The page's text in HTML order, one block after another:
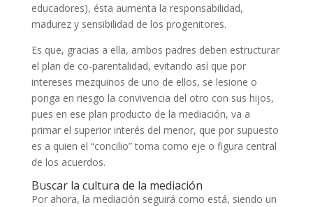
educadores), ésta aumenta la responsabilidad,
madurez y sensibilidad de los progenitores.
Es que, gracias a ella, ambos padres deben estructurar
el plan de co-parentalidad, evitando así que por
intereses mezquinos de uno de ellos, se lesione o
ponga en riesgo la convivencia del otro con sus hijos,
pues en ese plan producto de la mediación, va a
primar el superior interés del menor, que por supuesto
es a quien el “concilio” toma como eje o figura central
de los acuerdos.
Buscar la cultura de la mediación
Por ahora, la mediación seguirá como está, siendo un